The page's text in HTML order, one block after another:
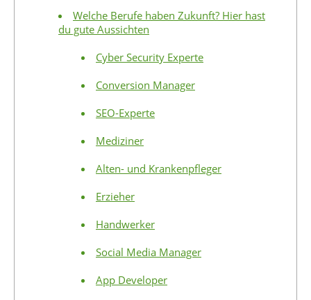
Welche Berufe haben Zukunft? Hier hast
du gute Aussichten
Cyber Security Experte
Conversion Manager
SEO-Experte
Mediziner
Alten- und Krankenpfleger
Erzieher
Handwerker
Social Media Manager
App Developer